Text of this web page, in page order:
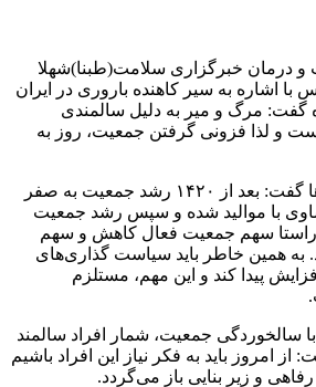
درمان خبرگزاری سلامت(طبنا)شهلا
اشاره به سیر کاهنده باروری در ایران
گفت: مرگ و میر به دلیل سالمندی
و لذا فزونی گرفتن جمعیت، روز به
وی بر اساس پیش بینی‌ها گفت: بعد از ۱۴۲۰ رشد جمعیت به صفر
با موالید شده و سپس رشد جمعیت
راستا سهم جمعیت فعال کاهش و سهم
به همین خاطر باید سیاست گذاری‌های
پیدا کند و این مهم، مستلزم
با سالخوردگی جمعیت، شمار افراد سالمند
امروز باید به فکر نیاز این افراد باشیم
و زیر بنایی باز می‌گردد.